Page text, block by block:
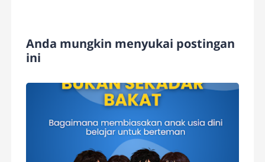
Anda mungkin menyukai postingan
ini